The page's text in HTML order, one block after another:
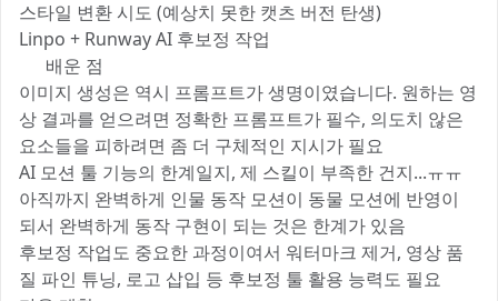
스타일 변환 시도 (예상치 못한 캣츠 버전 탄생)
Linpo + Runway AI 후보정 작업
📝 배운 점
이미지 생성은 역시 프롬프트가 생명이였습니다. 원하는 영
상 결과를 얻으려면 정확한 프롬프트가 필수, 의도치 않은
요소들을 피하려면 좀 더 구체적인 지시가 필요
AI 모션 툴 기능의 한계일지, 제 스킬이 부족한 건지...ㅠㅠ
아직까지 완벽하게 인물 동작 모션이 동물 모션에 반영이
되서 완벽하게 동작 구현이 되는 것은 한계가 있음
후보정 작업도 중요한 과정이여서 워터마크 제거, 영상 품
질 파인 튜닝, 로고 삽입 등 후보정 툴 활용 능력도 필요